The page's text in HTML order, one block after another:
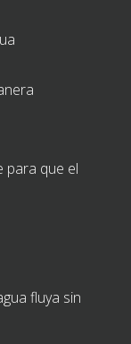
para que el
fluya sin